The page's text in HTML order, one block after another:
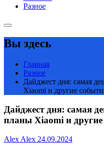
Разное
Вы здесь
Главная
Разное
Дайджест дня: самая
Xiaomi и другие
Дайджест дня: самая
планы Xiaomi и
Alex Alex 24.09.2024